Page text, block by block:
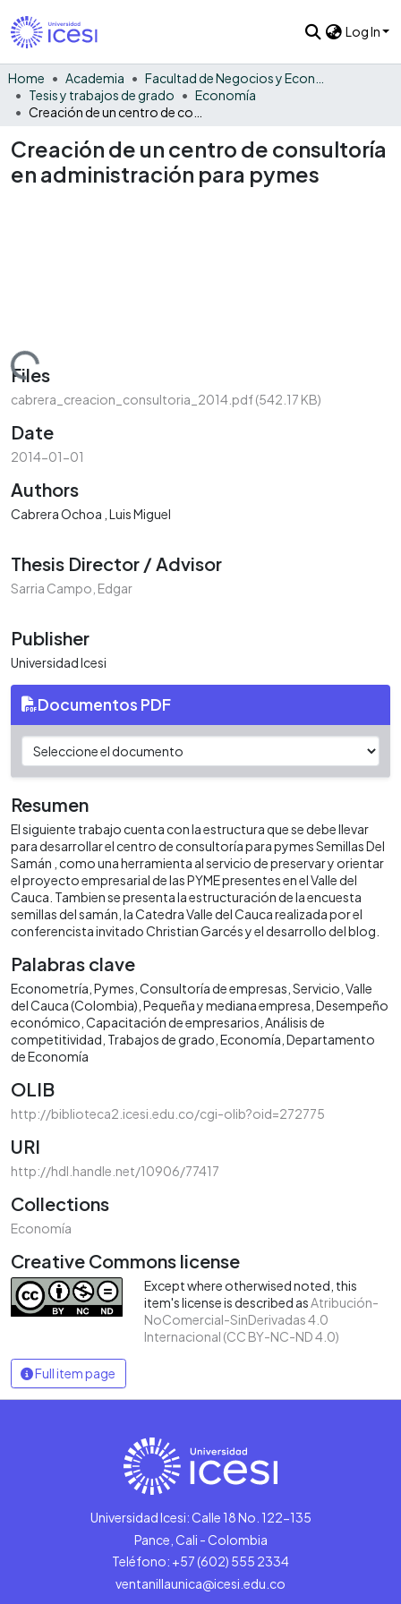
Log In
Home Academia
Tesis y trabajos de grado
Economía
Creación de un centro de consultoría
en administración para pymes
Loading...
Files
cabrera_creacion_consultoria_2014.pdf(542.17 KB)
Date
2014-01-01
Authors
Cabrera Ochoa , Luis Miguel
Thesis Director / Advisor
Sarria Campo, Edgar
Publisher
Universidad Icesi
Documentos PDF
Resumen
El siguiente trabajo cuenta con la estructura que se debe llevar
para desarrollar el centro de consultoría para pymes Semillas Del
Samán , como una herramienta al servicio de preservar y orientar
el proyecto empresarial de las PYME presentes en el Valle del
Cauca. Tambien se presenta la estructuración de la encuesta
semillas del samán, la Catedra Valle del Cauca realizada por el
conferencista invitado Christian Garcés y el desarrollo del blog.
Palabras clave
Econometría Pymes Consultoría de empresas Servicio Valle
del Cauca (Colombia) Pequeña y mediana empresa Desempeño
económico Capacitación de empresarios Análisis de
competitividad Trabajos de grado Economía Departamento
de Economía
OLIB
http://biblioteca2.icesi.edu.co/cgi-olib?oid=272775
URI
http://hdl.handle.net/10906/77417
Collections
Economía
Creative Commons license
Except where otherwised noted, this
item's license is described asAtribución-
NoComercial-SinDerivadas 4.0
Internacional (CC BY-NC-ND 4.0)
Full item page
Universidad Icesi: Calle 18 No. 122-135
Pance, Cali - Colombia
Teléfono: +57 (602) 555 2334
ventanillaunica@icesi.edu.co